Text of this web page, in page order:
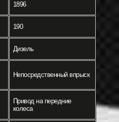
1896
190
Дизель
Непосредственный впрыск
Привод на передние
колеса